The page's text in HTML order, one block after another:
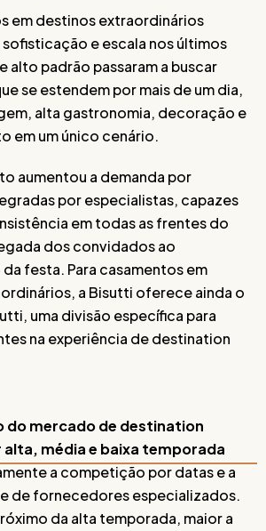
em destinos extraordinários
e escala nos últimos
alto padrão passaram a buscar
se estendem por mais de um dia,
alta gastronomia, decoração e
em um único cenário.
aumentou a demanda por
por especialistas, capazes
em todas as frentes do
dos convidados ao
festa. Para casamentos em
a Bisutti oferece ainda o
uma divisão específica para
na experiência de destination
do mercado de destination
média e baixa temporada
a competição por datas e a
de fornecedores especializados.
da alta temporada, maior a